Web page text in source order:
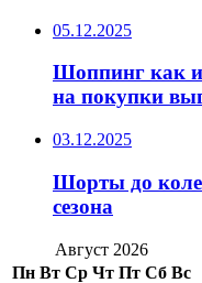
05.12.2025
Шоппинг как
на покупки
03.12.2025
Шорты до
сезона
Август 2026
Пн Вт Ср Чт Пт Сб Вс